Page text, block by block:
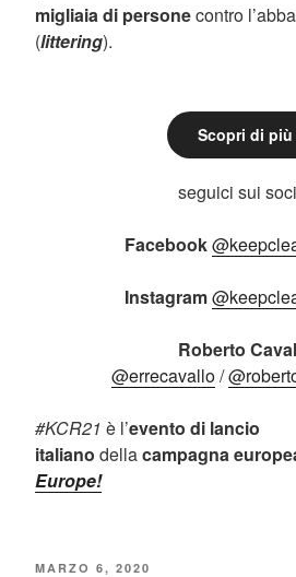
migliaia di personecontro
(littering).
Scopri di più
seguici sui
Facebook
Instagram
Roberto
@errecavallo/
#KCR21 è l’evento di lancio
italiano dellacampagna
Europe!
PUBBLICATO
MARZO 6, 2020